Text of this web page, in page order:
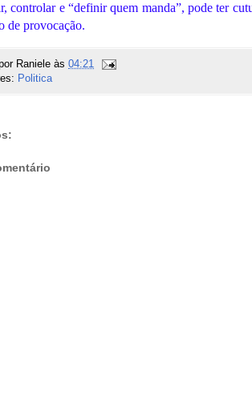
controlar e “definir quem manda”, pode ter
de provocação.
Raniele às 04:21
Politica